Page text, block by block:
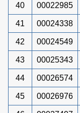
40 00022985
41 00024338
42 00024549
43 00025343
44 00026574
45 00026976